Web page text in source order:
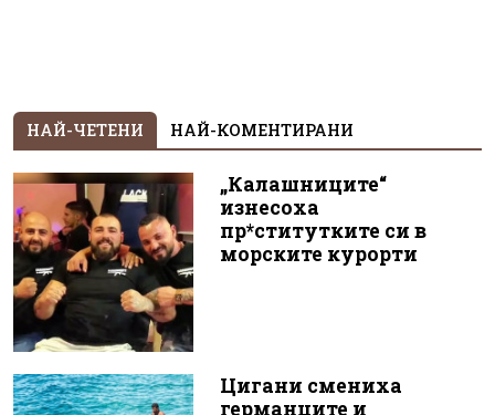
НАЙ-ЧЕТЕНИ НАЙ-КОМЕНТИРАНИ
„Калашниците“
изнесоха
пр*ститутките си в
морските курорти
Цигани смениха
германците и